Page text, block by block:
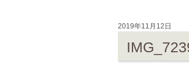
2019年11月12日